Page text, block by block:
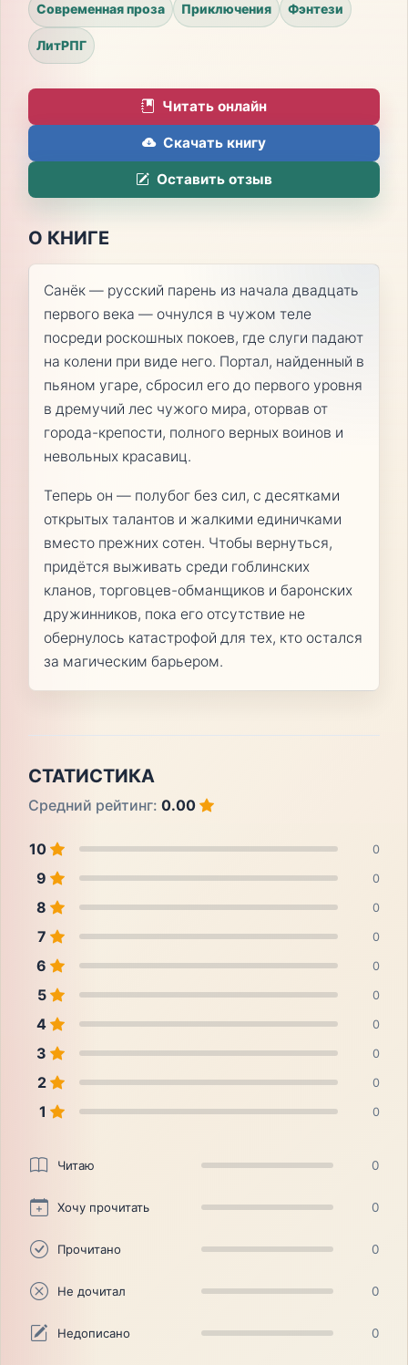
Современная проза Приключения Фэнтези
ЛитРПГ
Читать онлайн
Скачать книгу
Оставить отзыв
О КНИГЕ
Санёк — русский парень из начала двадцать
первого века — очнулся в чужом теле
посреди роскошных покоев, где слуги падают
на колени при виде него. Портал, найденный в
пьяном угаре, сбросил его до первого уровня
в дремучий лес чужого мира, оторвав от
города-крепости, полного верных воинов и
невольных красавиц.
Теперь он — полубог без сил, с десятками
открытых талантов и жалкими единичками
вместо прежних сотен. Чтобы вернуться,
придётся выживать среди гоблинских
кланов, торговцев-обманщиков и баронских
дружинников, пока его отсутствие не
обернулось катастрофой для тех, кто остался
за магическим барьером.
СТАТИСТИКА
Средний рейтинг: 0.00
10 0
9 0
8 0
7 0
6 0
5 0
4 0
3 0
2 0
1 0
Читаю 0
Хочу прочитать 0
Прочитано 0
Не дочитал 0
Недописано 0